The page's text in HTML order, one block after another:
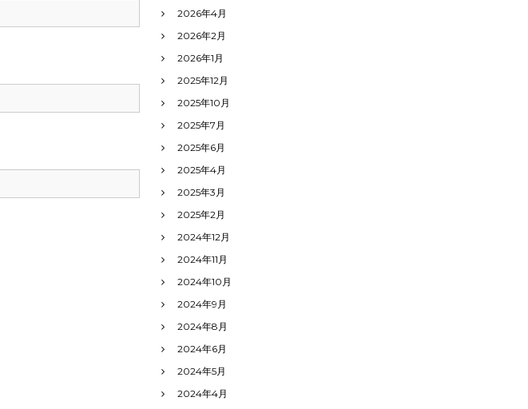
2026年4月
2026年2月
2026年1月
2025年12月
2025年10月
2025年7月
2025年6月
2025年4月
2025年3月
2025年2月
2024年12月
2024年11月
2024年10月
2024年9月
2024年8月
2024年6月
2024年5月
2024年4月